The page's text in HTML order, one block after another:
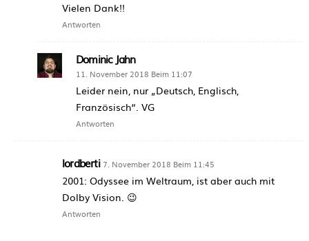
Vielen Dank!!
Antworten
Dominic Jahn
11. November 2018 Beim 11:07
Leider nein, nur „Deutsch, Englisch,
Französisch“. VG
Antworten
lordberti 7. November 2018 Beim 11:45
2001: Odyssee im Weltraum, ist aber auch mit
Dolby Vision. 😉
Antworten